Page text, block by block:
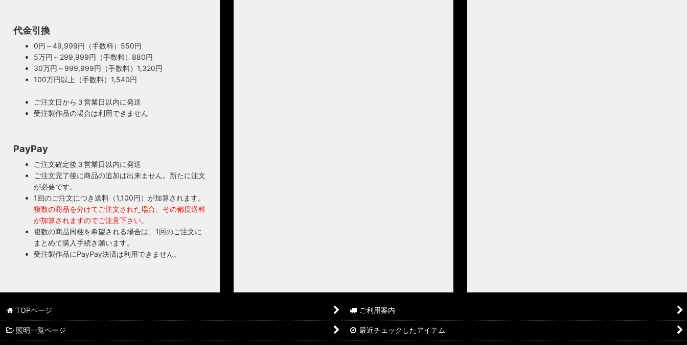
代金引換
0円～49,999円（手数料）550円
5万円～299,999円（手数料）880円
30万円～999,999円（手数料）1,320円
100万円以上（手数料）1,540円
ご注文日から３営業日以内に発送
受注製作品の場合は利用できません
PayPay
ご注文確定後３営業日以内に発送
ご注文完了後に商品の追加は出来ません。新たに注文
が必要です。
1回のご注文につき送料（1,100円）が加算されます。
複数の商品を分けてご注文された場合、その都度送料
が加算されますのでご注意下さい。
複数の商品同梱を希望される場合は、1回のご注文に
まとめて購入手続き願います。
受注製作品にPayPay決済は利用できません。
TOPページ ご利用案内
照明一覧ページ 最近チェックしたアイテム